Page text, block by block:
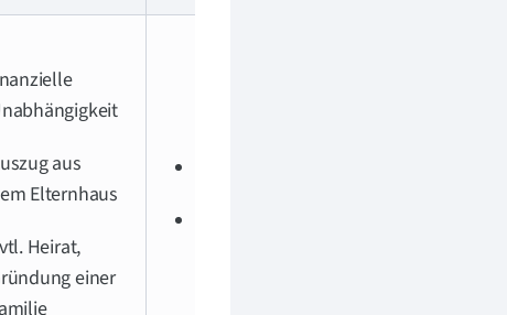
aus
Elternhaus
Heirat,
einer